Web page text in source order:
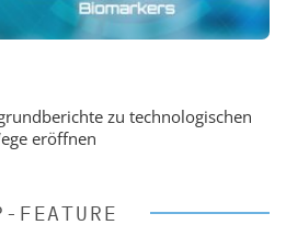
zu technologischen
eröffnen
FEATURE